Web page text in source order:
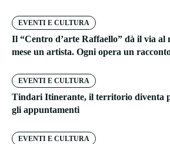
EVENTI E CULTURA
Il “Centro d’arte Raffaello” dà il via al
mese un artista. Ogni opera un
EVENTI E CULTURA
Tindari Itinerante, il territorio diventa
gli appuntamenti
EVENTI E CULTURA